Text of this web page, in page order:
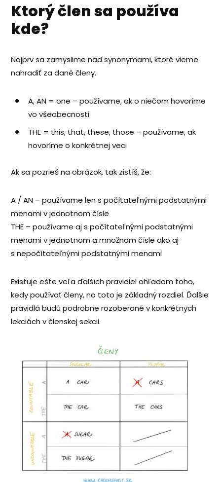
Ktorý člen sa používa
kde?
Najprv sa zamyslime nad synonymami, ktoré vieme
nahradiť za dané členy.
A, AN = one – používame, ak o niečom hovoríme
vo všeobecnosti
THE = this, that, these, those – používame, ak
hovoríme o konkrétnej veci
Ak sa pozrieš na obrázok, tak zistíš, že:
A / AN – používame len s počítateľnými podstatnými
menami v jednotnom čísle
THE – používame aj s počítateľnými podstatnými
menami v jednotnom a množnom čísle ako aj
s nepočítateľnými podstatnými menami
Existuje ešte veľa ďalších pravidiel ohľadom toho,
kedy používať členy, no toto je základný rozdiel. Ďalšie
pravidlá budú podrobne rozoberané v konkrétnych
lekciách v členskej sekcii.